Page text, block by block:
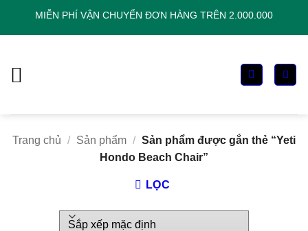
MIỄN PHÍ VẬN CHUYỂN ĐƠN HÀNG TRÊN 2.000.000
Trang chủ / Sản phẩm / Sản phẩm được gắn thẻ “Yeti
Hondo Beach Chair”
LỌC